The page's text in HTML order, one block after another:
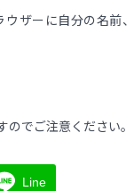
ザーに自分の名前
でご注意ください。
Line